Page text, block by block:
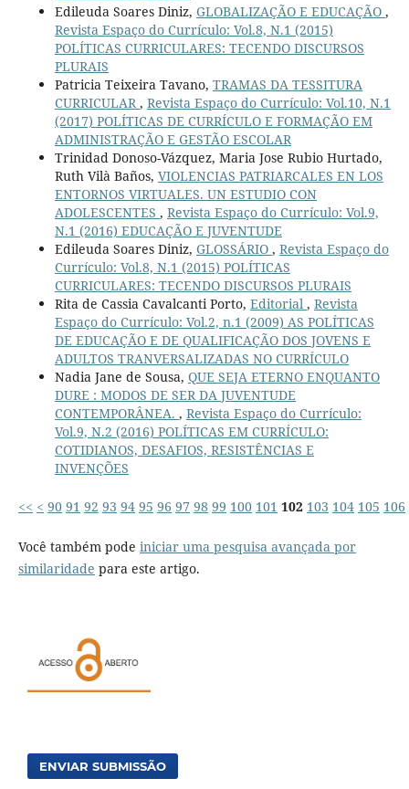
Edileuda Soares Diniz, GLOBALIZAÇÃO E EDUCAÇÃO ,
Revista Espaço do Currículo: Vol.8, N.1 (2015)
POLÍTICAS CURRICULARES: TECENDO DISCURSOS
PLURAIS
Patricia Teixeira Tavano, TRAMAS DA TESSITURA
CURRICULAR, Revista Espaço do Currículo: Vol.10, N.1
(2017) POLÍTICAS DE CURRÍCULO E FORMAÇÃO EM
ADMINISTRAÇÃO E GESTÃO ESCOLAR
Trinidad Donoso-Vázquez, Maria Jose Rubio Hurtado,
Ruth Vilà Baños, VIOLENCIAS PATRIARCALES EN LOS
ENTORNOS VIRTUALES. UN ESTUDIO CON
ADOLESCENTES , Revista Espaço do Currículo: Vol.9,
N.1 (2016) EDUCAÇÃO E JUVENTUDE
Edileuda Soares Diniz, GLOSSÁRIO , Revista Espaço do
Currículo: Vol.8, N.1 (2015) POLÍTICAS
CURRICULARES: TECENDO DISCURSOS PLURAIS
Rita de Cassia Cavalcanti Porto, Editorial , Revista
Espaço do Currículo: Vol.2, n.1 (2009) AS POLÍTICAS
DE EDUCAÇÃO E DE QUALIFICAÇÃO DOS JOVENS E
ADULTOS TRANVERSALIZADAS NO CURRÍCULO
Nadia Jane de Sousa, QUE SEJA ETERNO ENQUANTO
DURE : MODOS DE SER DA JUVENTUDE
CONTEMPORÂNEA. , Revista Espaço do Currículo:
Vol.9, N.2 (2016) POLÍTICAS EM CURRÍCULO:
COTIDIANOS, DESAFIOS, RESISTÊNCIAS E
INVENÇÕES
<< < 90 91 92 93 94 95 96 97 98 99 100 101 102 103 104 105 106
Você também pode iniciar uma pesquisa avançada por
similaridade para este artigo.
ENVIAR SUBMISSÃO